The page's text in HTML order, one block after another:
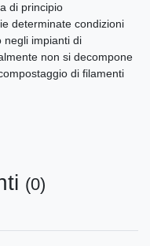
di principio
determinate condizioni
negli impianti di
non si decompone
di filamenti
(0)